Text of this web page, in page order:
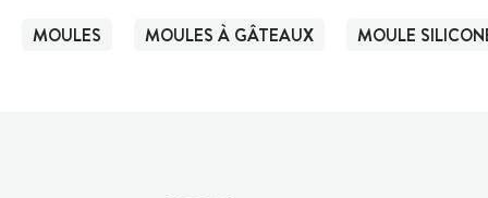
MOULES MOULES À GÂTEAUX MOULE